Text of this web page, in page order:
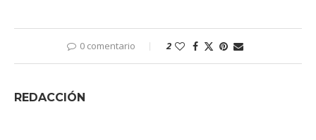
0 comentario 2
REDACCIÓN